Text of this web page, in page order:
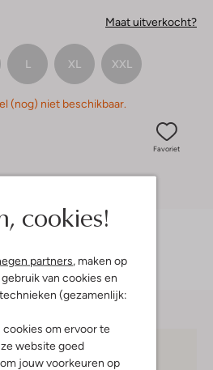
cookies!
partners, maken op
van cookies en
(gezamenlijk:
cookies om ervoor te
website goed
jouw voorkeuren op
Maat uitverkocht?
L XL XXL
(nog) niet beschikbaar.
Favoriet
fit
vanaf €75,-